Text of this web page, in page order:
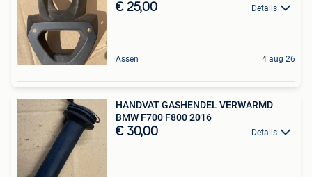
€ 25,00 Details
Assen 4 aug 26
HANDVAT GASHENDEL VERWARMD
BMW F700 F800 2016
€ 30,00 Details